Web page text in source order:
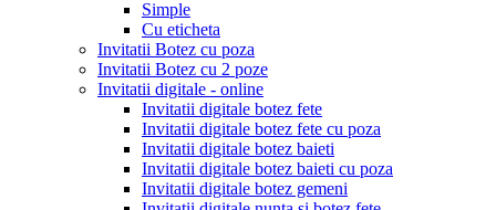
Simple
Cu eticheta
Invitatii Botez cu poza
Invitatii Botez cu 2 poze
Invitatii digitale - online
Invitatii digitale botez fete
Invitatii digitale botez fete cu poza
Invitatii digitale botez baieti
Invitatii digitale botez baieti cu poza
Invitatii digitale botez gemeni